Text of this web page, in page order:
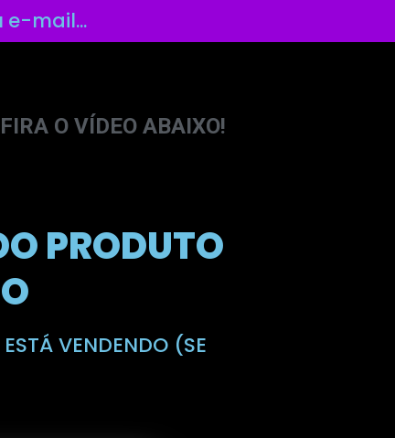
e-mail...
O VÍDEO ABAIXO!
PRODUTO
VENDENDO (SE